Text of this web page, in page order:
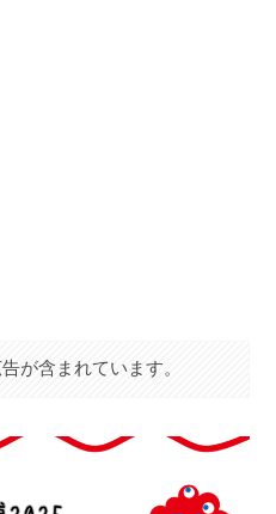
が含まれています。